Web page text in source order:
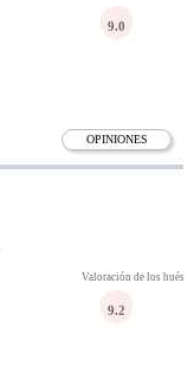
OPINIONES
9.0
Valoración de los
9.2